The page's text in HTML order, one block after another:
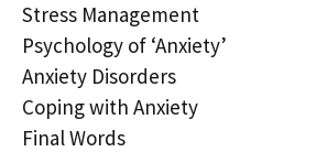
Stress Management
Psychology of ‘Anxiety’
Anxiety Disorders
Coping with Anxiety
Final Words